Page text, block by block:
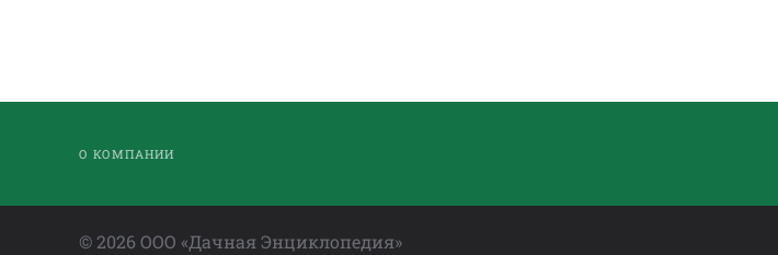
О КОМПАНИИ
©2026 ООО «Дачная Энциклопедия»